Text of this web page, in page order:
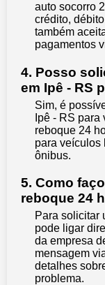
auto socorro
crédito,
também
pagamentos
4. Posso
em Ipê - RS
Sim, é
Ipê - RS
reboque 24
para veículos
ônibus.
5. Como
reboque 24
Para solicitar
pode ligar
da empresa
mensagem
detalhes
problema.